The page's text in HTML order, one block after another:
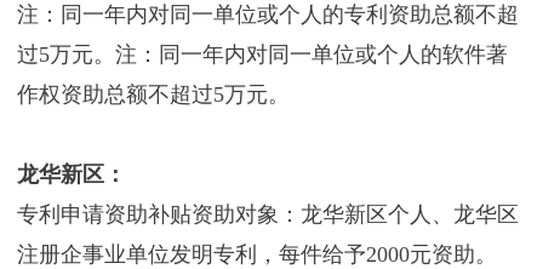
注：同一年内对同一单位或个人的专利资助总额不超
过5万元。注：同一年内对同一单位或个人的软件著
作权资助总额不超过5万元。
龙华新区：
专利申请资助补贴资助对象：龙华新区个人、龙华区
注册企事业单位发明专利，每件给予2000元资助。